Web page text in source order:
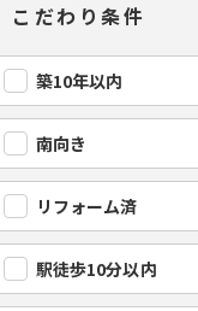
こだわり条件
築10年以内
南向き
リフォーム済
駅徒歩10分以内